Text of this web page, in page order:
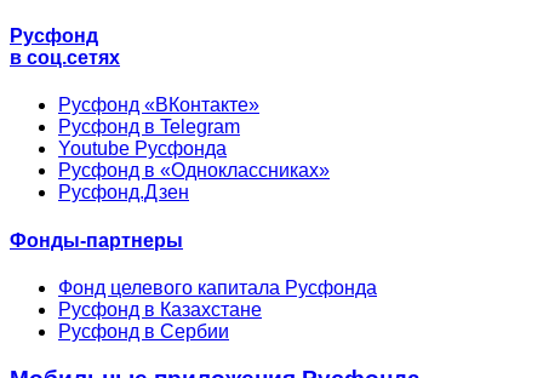
Русфонд
в соц.сетях
Русфонд «ВКонтакте»
Русфонд в Telegram
Youtube Русфонда
Русфонд в «Одноклассниках»
Русфонд.Дзен
Фонды-партнеры
Фонд целевого капитала Русфонда
Русфонд в Казахстане
Русфонд в Сербии